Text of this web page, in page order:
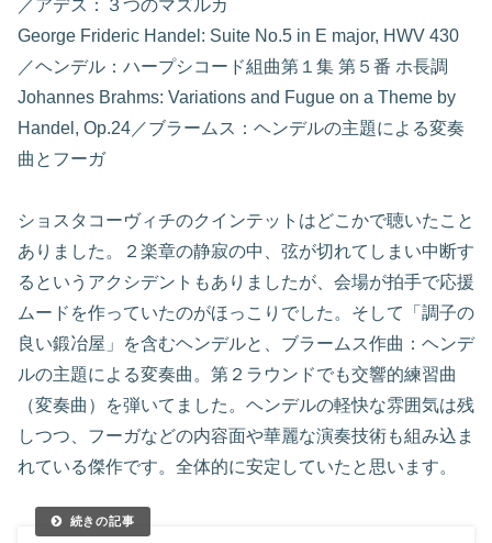
／アデス：３つのマズルカ
George Frideric Handel: Suite No.5 in E major, HWV 430
／ヘンデル：ハープシコード組曲第１集 第５番 ホ長調
Johannes Brahms: Variations and Fugue on a Theme by
Handel, Op.24／ブラームス：ヘンデルの主題による変奏
曲とフーガ
ショスタコーヴィチのクインテットはどこかで聴いたこと
ありました。２楽章の静寂の中、弦が切れてしまい中断す
るというアクシデントもありましたが、会場が拍手で応援
ムードを作っていたのがほっこりでした。そして「調子の
良い鍛冶屋」を含むヘンデルと、ブラームス作曲：ヘンデ
ルの主題による変奏曲。第２ラウンドでも交響的練習曲
（変奏曲）を弾いてました。ヘンデルの軽快な雰囲気は残
しつつ、フーガなどの内容面や華麗な演奏技術も組み込ま
れている傑作です。全体的に安定していたと思います。